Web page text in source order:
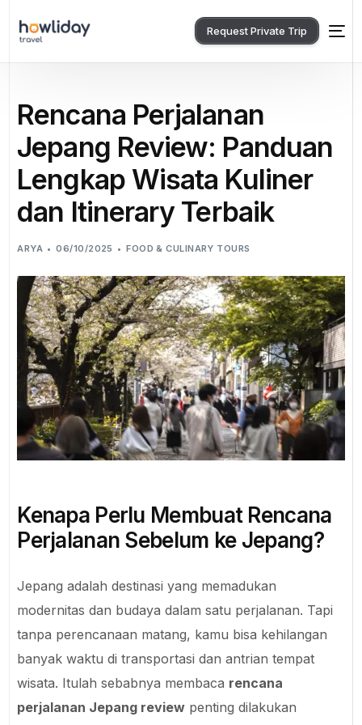
Request Private Trip
Rencana Perjalanan
Jepang Review: Panduan
Lengkap Wisata Kuliner
dan Itinerary Terbaik
ARYA 06/10/2025 FOOD & CULINARY TOURS
Kenapa Perlu Membuat Rencana
Perjalanan Sebelum ke Jepang?
Jepang adalah destinasi yang memadukan
modernitas dan budaya dalam satu perjalanan. Tapi
tanpa perencanaan matang, kamu bisa kehilangan
banyak waktu di transportasi dan antrian tempat
wisata. Itulah sebabnya membaca rencana
perjalanan Jepang review penting dilakukan